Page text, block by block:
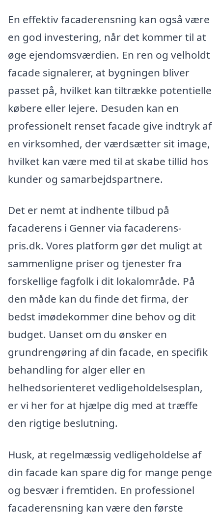
En effektiv facaderensning kan også være
en god investering, når det kommer til at
øge ejendomsværdien. En ren og velholdt
facade signalerer, at bygningen bliver
passet på, hvilket kan tiltrække potentielle
købere eller lejere. Desuden kan en
professionelt renset facade give indtryk af
en virksomhed, der værdsætter sit image,
hvilket kan være med til at skabe tillid hos
kunder og samarbejdspartnere.
Det er nemt at indhente tilbud på
facaderens i Genner via facaderens-
pris.dk. Vores platform gør det muligt at
sammenligne priser og tjenester fra
forskellige fagfolk i dit lokalområde. På
den måde kan du finde det firma, der
bedst imødekommer dine behov og dit
budget. Uanset om du ønsker en
grundrengøring af din facade, en specifik
behandling for alger eller en
helhedsorienteret vedligeholdelsesplan,
er vi her for at hjælpe dig med at træffe
den rigtige beslutning.
Husk, at regelmæssig vedligeholdelse af
din facade kan spare dig for mange penge
og besvær i fremtiden. En professionel
facaderensning kan være den første